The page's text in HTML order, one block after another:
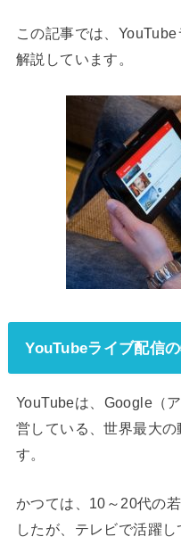
この記事では、
解説しています。
YouTubeライブ配信
YouTubeは、Google（
営している、世界最大
す。
かつては、10～20代の
したが、テレビで活躍